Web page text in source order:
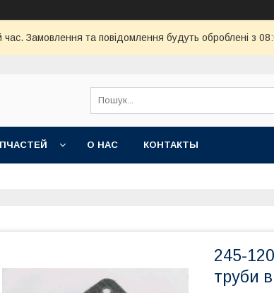
час. Замовлення та повідомлення будуть оброблені з
О НАС КОНТАКТЫ
245-
труби